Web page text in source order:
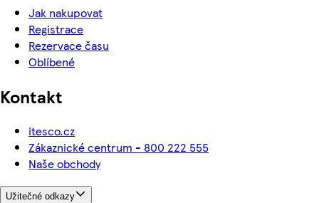
Jak nakupovat
Registrace
Rezervace času
Oblíbené
Kontakt
itesco.cz
Zákaznické centrum - 800 222 555
Naše obchody
Užitečné odkazy